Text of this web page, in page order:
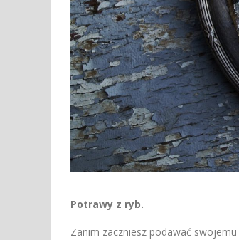
Potrawy z ryb.
Zanim zaczniesz podawać